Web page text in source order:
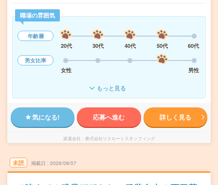
職場の雰囲気
年齢層
20代
30代 40代 50代
60代
男女比率
女性
男性
もっと見る
気になる! 応募へ進む 詳しく見る
派遣会社 株式会社リクルートスタッフィング
未読 掲載日 2026/08/07